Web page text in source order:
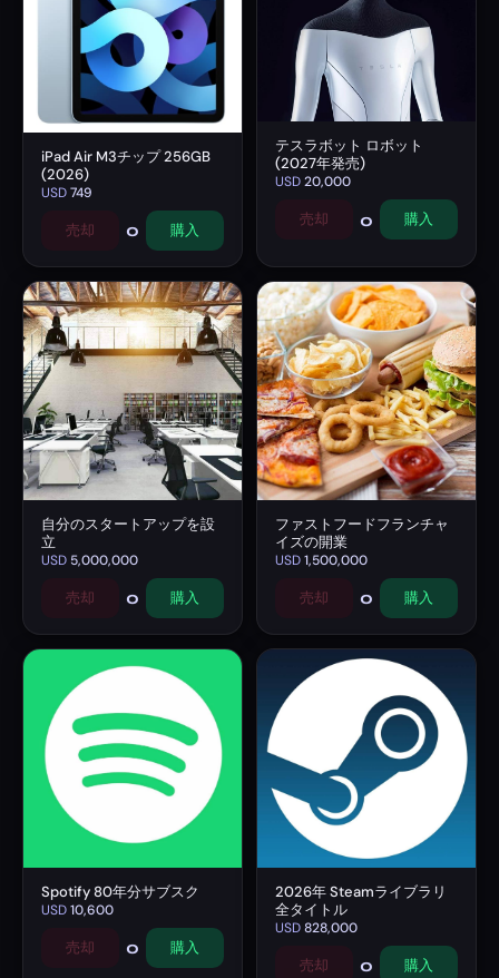
iPad Air M3チップ 256GB
(2026)
USD749
売却 0 購入
テスラボット ロボット
(2027年発売)
USD20,000
売却 0 購入
自分のスタートアップを設
立
USD 5,000,000
売却 0 購入
ファストフードフランチャ
イズの開業
USD1,500,000
売却 0 購入
Spotify 80年分サブスク
USD10,600
売却 0 購入
2026年 Steamライブラリ
全タイトル
USD828,000
売却 0 購入